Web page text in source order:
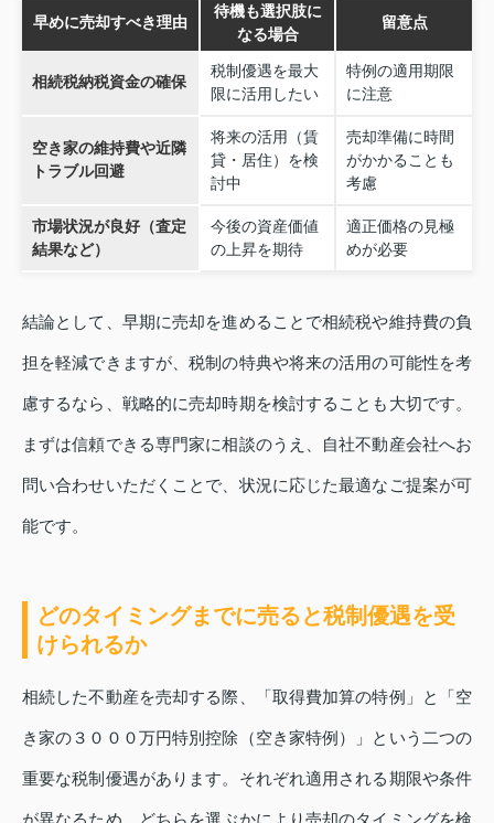
早めに売却すべき理由
待機も選択肢に
なる場合
留意点
相続税納税資金の確保
税制優遇を最大
限に活用したい
特例の適用期限
に注意
空き家の維持費や近隣
トラブル回避
将来の活用（賃
貸・居住）を検
討中
売却準備に時間
がかかることも
考慮
市場状況が良好（査定
結果など）
今後の資産価値
の上昇を期待
適正価格の見極
めが必要
結論として、早期に売却を進めることで相続税や維持費の負
担を軽減できますが、税制の特典や将来の活用の可能性を考
慮するなら、戦略的に売却時期を検討することも大切です。
まずは信頼できる専門家に相談のうえ、自社不動産会社へお
問い合わせいただくことで、状況に応じた最適なご提案が可
能です。
どのタイミングまでに売ると税制優遇を受
けられるか
相続した不動産を売却する際、「取得費加算の特例」と「空
き家の３０００万円特別控除（空き家特例）」という二つの
重要な税制優遇があります。それぞれ適用される期限や条件